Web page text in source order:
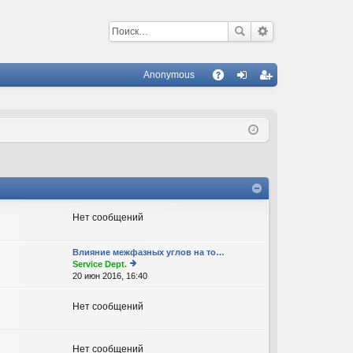
С
Anonymous
ис
ия
Нет сообщений
Влияние межфазных углов на то…
Service Dept.
е
р
йт
п
20 июн 2016, 16:40
Нет сообщений
Нет сообщений